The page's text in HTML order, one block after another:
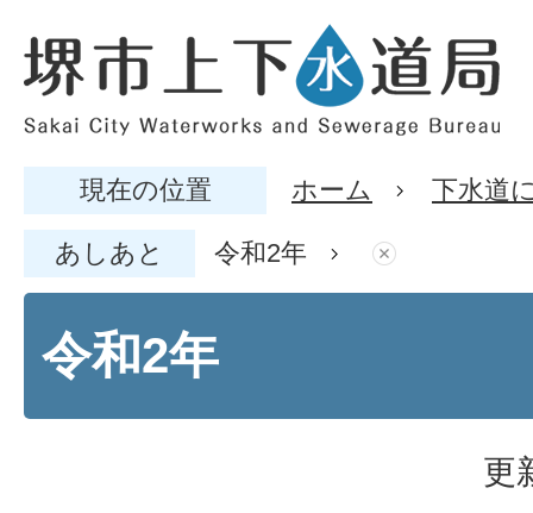
現在の位置 ホーム 下水道
あしあと 令和2年
令和2年
更